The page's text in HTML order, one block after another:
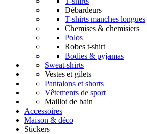
Débardeurs
T-shirts manches longues
Chemises & chemisiers
Polos
Robes t-shirt
Bodies & pyjamas
Sweat-shirts
Vestes et gilets
Pantalons et shorts
Vêtements de sport
Maillot de bain
Accessoires
Maison & déco
Stickers